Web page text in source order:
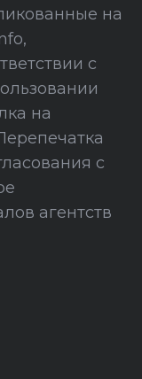
на
с
на
с
агентств